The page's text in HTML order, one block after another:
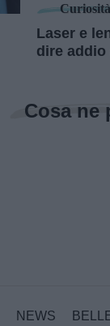
Curiosità
Laser e
dire
Cosa ne
NEWS